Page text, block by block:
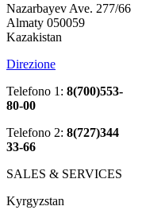
Nazarbayev Ave. 277/66
Almaty 050059
Kazakistan
Direzione
Telefono 1: 8(700)553-
80-00
Telefono 2: 8(727)344
33-66
SALES & SERVICES
Kyrgyzstan